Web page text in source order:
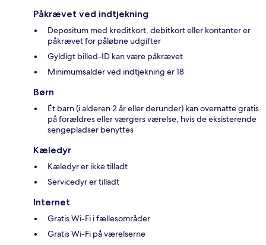
Påkrævet ved indtjekning
Depositum med kreditkort, debitkort eller kontanter er
påkrævet for påløbne udgifter
Gyldigt billed-ID kan være påkrævet
Minimumsalder ved indtjekning er 18
Børn
Ét barn (i alderen 2 år eller derunder) kan overnatte gratis
på forældres eller værgers værelse, hvis de eksisterende
sengepladser benyttes
Kæledyr
Kæledyr er ikke tilladt
Servicedyr er tilladt
Internet
Gratis Wi-Fi i fællesområder
Gratis Wi-Fi på værelserne